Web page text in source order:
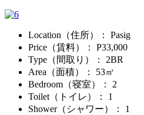
Location（住所）
： Pasig
Price（賃料）
： P33,000
Type（間取り）
： 2BR
Area（面積）
： 53㎡
Bedroom（寝室）
： 2
Toilet（トイレ）
： 1
Shower（シャワー）
： 1